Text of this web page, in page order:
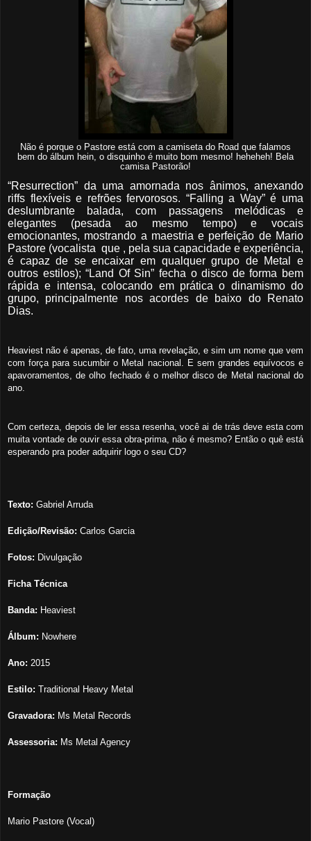
Não é porque o Pastore está com a camiseta do Road que falamos
bem do álbum hein, o disquinho é muito bom mesmo! heheheh! Bela
camisa Pastorão!
“Resurrection” da uma amornada nos ânimos, anexando
riffs flexíveis e refrões fervorosos. “Falling a Way” é uma
deslumbrante balada,com passagens melódicas e
elegantes (pesada ao mesmo tempo) e vocais
emocionantes, mostrando a maestria e perfeição de Mario
Pastore (vocalista que , pela sua capacidade e experiência,
é capaz de se encaixar em qualquer grupo de Metal e
outros estilos); “Land Of Sin” fecha o disco de forma bem
rápida e intensa, colocando em prática o dinamismo do
grupo, principalmente nos acordes de baixo do Renato
Dias.
Heaviest não é apenas, de fato, uma revelação, e sim um nome que vem
com força para sucumbir o Metal nacional. E sem grandes equívocos e
apavoramentos, de olho fechado é o melhor disco de Metal nacional do
ano.
Com certeza, depois de ler essa resenha, você ai de trás deve esta com
muita vontade de ouvir essa obra-prima, não é mesmo? Então o quê está
esperando pra poder adquirir logo o seu CD?
Texto: Gabriel Arruda
Edição/Revisão: Carlos Garcia
Fotos: Divulgação
Ficha Técnica
Banda: Heaviest
Álbum: Nowhere
Ano: 2015
Estilo: Traditional Heavy Metal
Gravadora: Ms Metal Records
Assessoria: Ms Metal Agency
Formação
Mario Pastore (Vocal)